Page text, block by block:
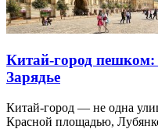
Китай-город
Зарядье
Китай-город — не одна
Красной площадью,